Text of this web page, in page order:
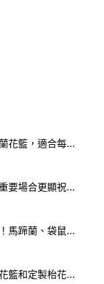
G花店讓你輕鬆訂花，太陽花和蝴蝶蘭花籃，適合每個重要時刻！-SF390
「G花店提供的精美花籃與枱花，讓重要場合更顯祝賀與喜悅，適合各種用場！」-SF398
「設計感十足的花籃擺設就在G花店！馬蹄蘭、袋鼠爪、罌粟花，為你的重大場合增光添彩！」-SF209
「辦公室太死氣沉沉？G花店的日式花籃和定製枱花，為你帶來新鮮感！」-SF465